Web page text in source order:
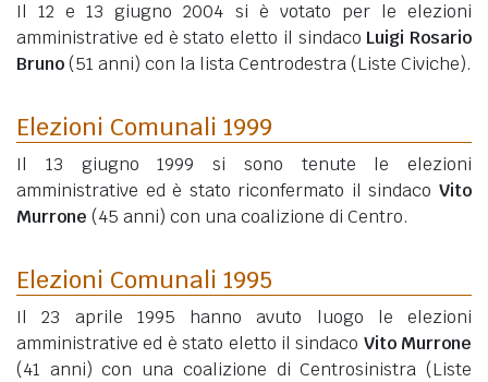
Il 12 e 13 giugno 2004 si è votato per le elezioni
amministrative ed è stato eletto il sindaco Luigi Rosario
Bruno(51 anni) con la lista Centrodestra (Liste Civiche).
Elezioni Comunali 1999
Il 13 giugno 1999 si sono tenute le elezioni
amministrative ed è stato riconfermato il sindaco Vito
Murrone (45 anni) con una coalizione di Centro.
Elezioni Comunali 1995
Il 23 aprile 1995 hanno avuto luogo le elezioni
amministrative ed è stato eletto il sindaco Vito Murrone
(41 anni) con una coalizione di Centrosinistra (Liste